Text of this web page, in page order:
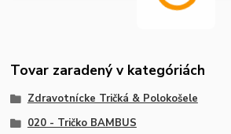
Tovar zaradený v kategóriách
Zdravotnícke Tričká & Polokošele
020 - Tričko BAMBUS